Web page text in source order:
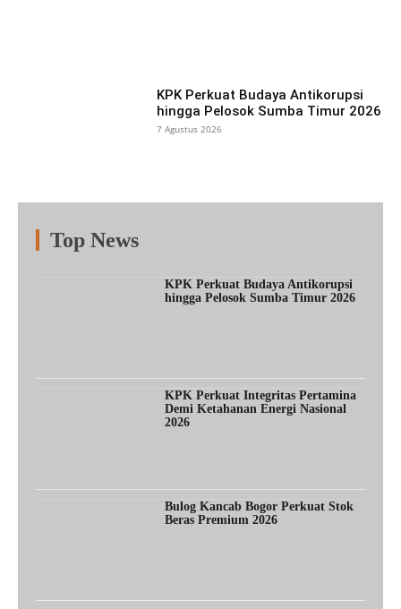
KPK Perkuat Budaya Antikorupsi
hingga Pelosok Sumba Timur 2026
7 Agustus 2026
Top News
KPK Perkuat Budaya Antikorupsi
hingga Pelosok Sumba Timur 2026
KPK Perkuat Integritas Pertamina
Demi Ketahanan Energi Nasional
2026
Bulog Kancab Bogor Perkuat Stok
Beras Premium 2026